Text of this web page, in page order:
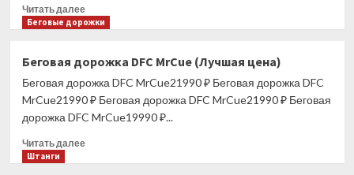
Читать далееПрочитать
больше
дорожка
DFC
PRIDE
PRO
реабилитации
Беговые дорожки
Беговая дорожка DFC MrCue (Лучшая цена)
Беговая дорожка DFC MrCue21990 ₽ Беговая дорожка DFC
MrCue21990 ₽ Беговая дорожка DFC MrCue21990 ₽ Беговая
дорожка DFC MrCue19990 ₽...
Читать далееПрочитать
Штанги